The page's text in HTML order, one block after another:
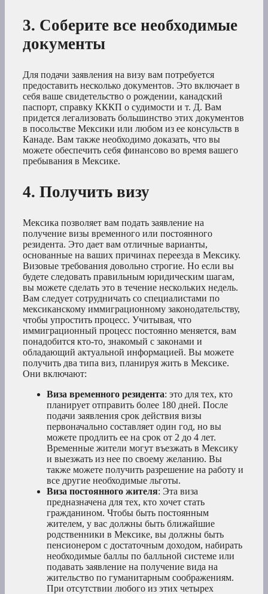
3. Соберите все необходимые
документы
Для подачи заявления на визу вам потребуется
предоставить несколько документов. Это включает в
себя ваше свидетельство о рождении, канадский
паспорт, справку КККП о судимости и т. Д. Вам
придется легализовать большинство этих документов
в посольстве Мексики или любом из ее консульств в
Канаде. Вам также необходимо доказать, что вы
можете обеспечить себя финансово во время вашего
пребывания в Мексике.
4. Получить визу
Мексика позволяет вам подать заявление на
получение визы временного или постоянного
резидента. Это дает вам отличные варианты,
основанные на ваших причинах переезда в Мексику.
Визовые требования довольно строгие. Но если вы
будете следовать правильным юридическим шагам,
вы можете сделать это в течение нескольких недель.
Вам следует сотрудничать со специалистами по
мексиканскому иммиграционному законодательству,
чтобы упростить процесс. Учитывая, что
иммиграционный процесс постоянно меняется, вам
понадобится кто-то, знакомый с законами и
обладающий актуальной информацией. Вы можете
получить два типа виз, планируя жить в Мексике.
Они включают:
Виза временного резидента: это для тех, кто
планирует отправить более 180 дней. После
подачи заявления срок действия визы
первоначально составляет один год, но вы
можете продлить ее на срок от 2 до 4 лет.
Временные жители могут въезжать в Мексику
и выезжать из нее по своему желанию. Вы
также можете получить разрешение на работу и
все другие необходимые льготы.
Виза постоянного жителя: Эта виза
предназначена для тех, кто хочет стать
гражданином. Чтобы быть постоянным
жителем, у вас должны быть ближайшие
родственники в Мексике, вы должны быть
пенсионером с достаточным доходом, набирать
необходимые баллы по балльной системе или
подавать заявление на получение вида на
жительство по гуманитарным соображениям.
При отсутствии любого из этих четырех